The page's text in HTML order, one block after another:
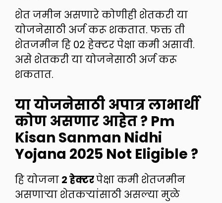
शेत जमीन असणारे कोणीही शेतकरी या
योजनेसाठी अर्ज करू शकतात. फक्त ती
शेतजमीन हि 02 हेक्टर पेक्षा कमी असावी.
असे शेतकरी या योजनेसाठी अर्ज करू
शकतात.
या योजनेसाठी अपात्र लाभार्थी
कोण असणार आहेत? Pm
Kisan Sanman Nidhi
Yojana 2025 Not Eligible ?
हि योजना 2 हेक्टरपेक्षा कमी शेतजमीन
असणाऱ्या शेतकऱ्यांसाठी असल्या मुळे